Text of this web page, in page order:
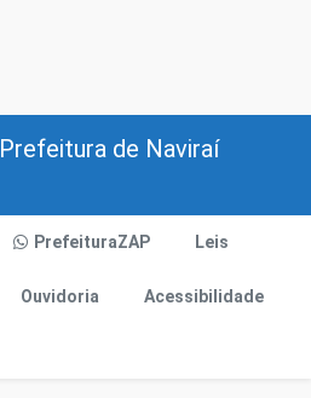
Prefeitura de Naviraí
PrefeituraZAP Leis
Ouvidoria Acessibilidade